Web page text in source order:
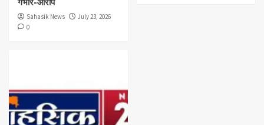
Sahasik News
July 23, 2026
0